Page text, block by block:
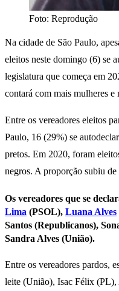
Foto: Reprodução
Na cidade de São Paulo,
eleitos neste domingo (6) se
legislatura que começa em
contará com mais mulheres e
Entre os vereadores eleitos
Paulo, 16 (29%) se
pretos. Em 2020, foram
negros. A proporção subiu
Os vereadores que se
Lima (PSOL), Luana Alves
Santos (Republicanos),
Sandra Alves (União).
Entre os vereadores pardos,
leite (União), Isac Félix (PL),